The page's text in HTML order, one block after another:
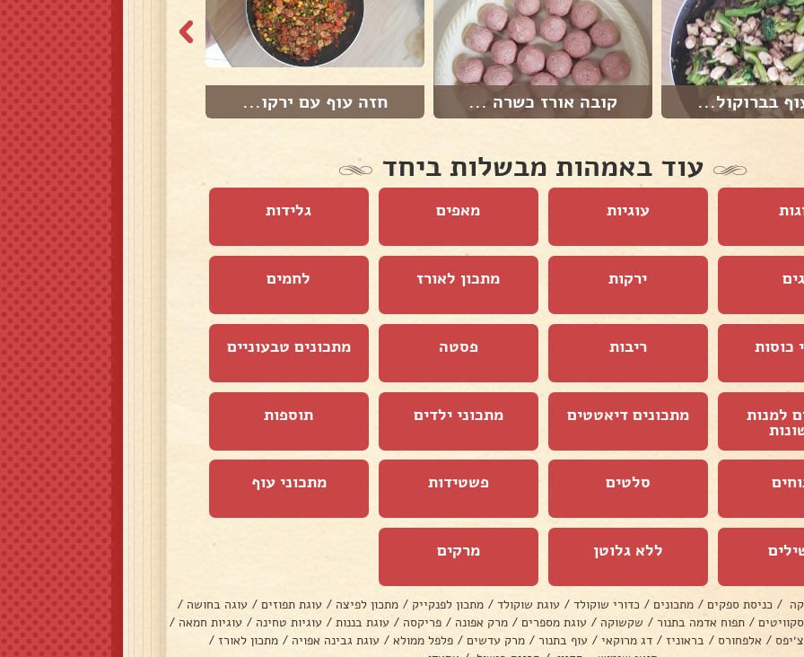
בברוקול... קובה אורז כשרה ... חזה עוף עם ירקו...
עוד באמהות מבשלות ביחד
עוגיות מאפים גלידות
ירקות מתכון לאורז לחמים
כוסות ריבות פסטה מתכונים טבעוניים
למנות מתכונים דיאטטים מתכוני ילדים תוספות
סלטים פשטידות מתכוני עוף
ללא גלוטן מרקים
/ כניסת ספקים / מתכונים / כדורי שוקולד / עוגת שוקולד / מתכון לפנקייק / מתכון לפיצה / עוגת תפוזים / עוגה בחושה /
/ תפוח אדמה בתנור / שקשוקה / עוגת מספרים / מרק אפונה / פריקסה / עוגת בננות / עוגיות טחינה / עוגיות חמאה /
/ אלפחורס / בראוניז / דג מרוקאי / עוף בתנור / מרק עדשים / פלפל ממולא / עוגת גבינה אפויה / מתכון לאורז /